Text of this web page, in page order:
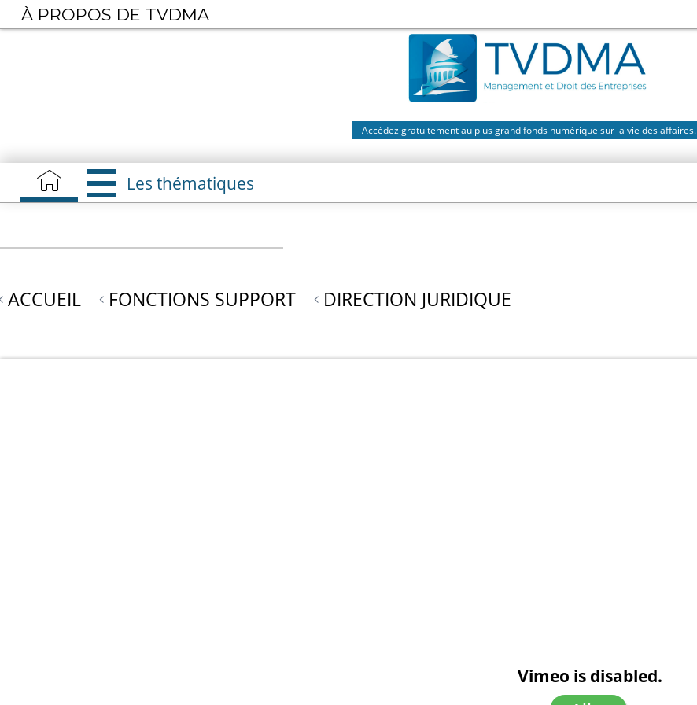
Aller
au
Accédez gratuitement au plus grand fonds numérique sur la vie des affaires.
Les thématiques
ACCUEIL FONCTIONS SUPPORT DIRECTION JURIDIQUE
Vimeo is disabled.
À PROPOS DE TVDMA